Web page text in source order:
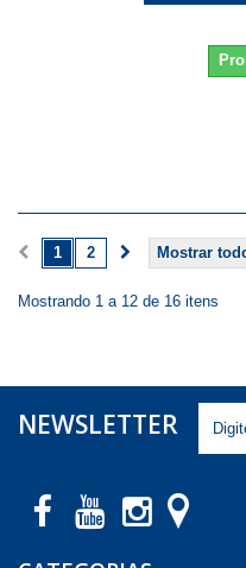
Mostrar
1 2
Mostrando 1 a 12 de 16 itens
NEWSLETTER